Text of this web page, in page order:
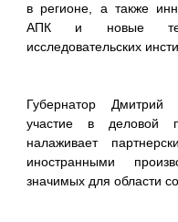
в регионе, а также
АПК и новые
исследовательских
Губернатор Дмитрий
участие в деловой
налаживает
иностранными
значимых для области